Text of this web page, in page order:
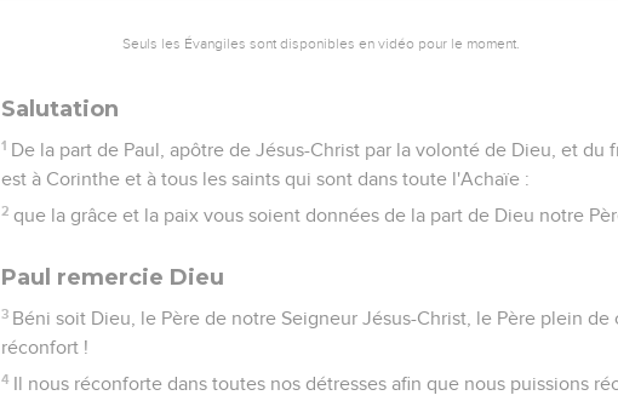
Seuls les Évangiles sont disponibles en vidéo pour le moment.
Salutation
1 De la part de Paul, apôtre de Jésus-Christ par la volonté de Dieu, et du
est à Corinthe et à tous les saints qui sont dans toute l'Achaïe :
2 que la grâce et la paix vous soient données de la part de Dieu notre
Paul remercie Dieu
3 Béni soit Dieu, le Père de notre Seigneur Jésus-Christ, le Père plein
réconfort !
4 Il nous réconforte dans toutes nos détresses afin que nous puissions